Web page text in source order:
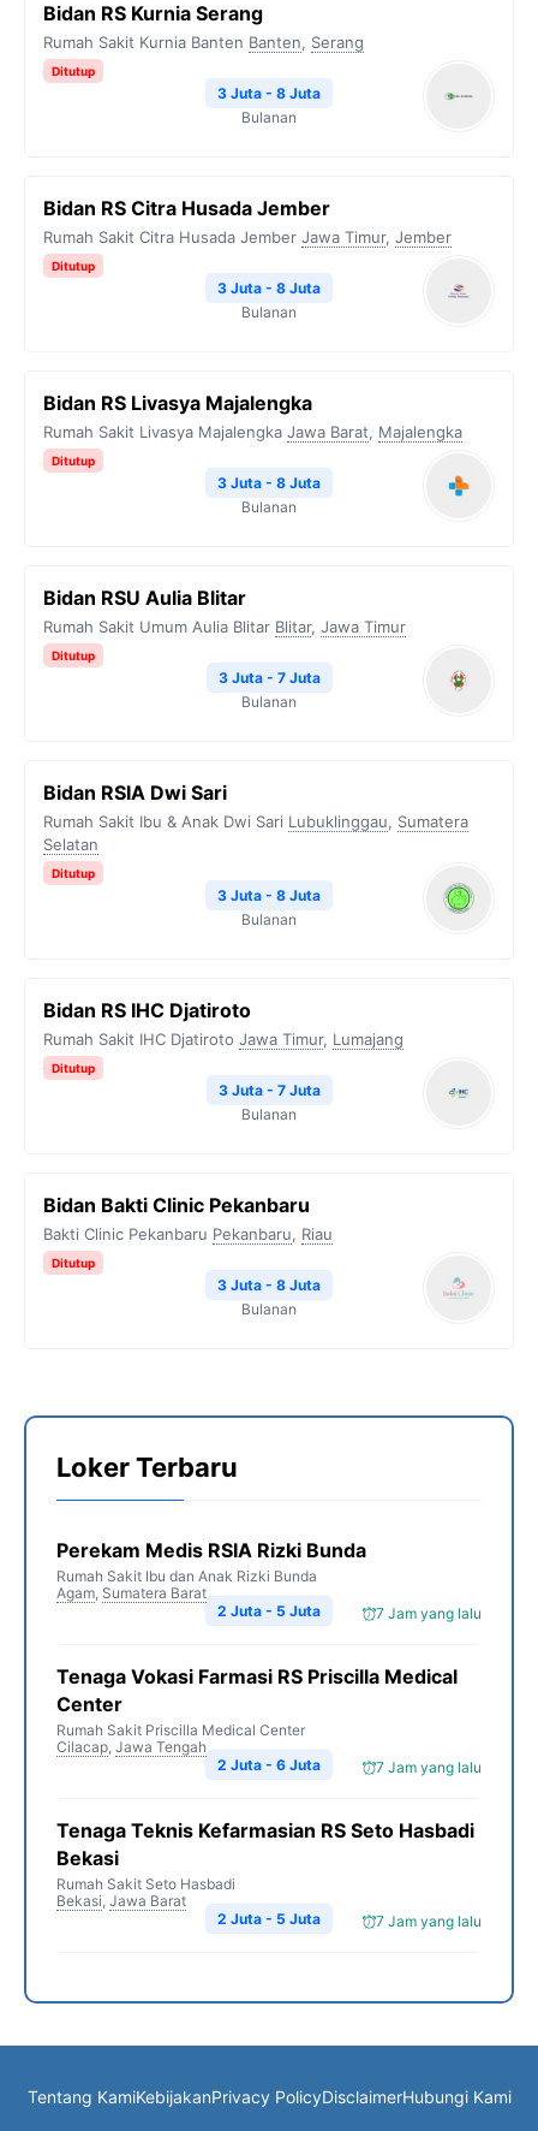
Bidan RS Kurnia Serang
Rumah Sakit Kurnia Banten Banten, Serang
Ditutup
3 Juta - 8 Juta
Bulanan
Bidan RS Citra Husada Jember
Rumah Sakit Citra Husada Jember Jawa Timur, Jember
Ditutup
3 Juta - 8 Juta
Bulanan
Bidan RS Livasya Majalengka
Rumah Sakit Livasya Majalengka Jawa Barat, Majalengka
Ditutup
3 Juta - 8 Juta
Bulanan
Bidan RSU Aulia Blitar
Rumah Sakit Umum Aulia Blitar Blitar, Jawa Timur
Ditutup
3 Juta - 7 Juta
Bulanan
Bidan RSIA Dwi Sari
Rumah Sakit Ibu & Anak Dwi Sari Lubuklinggau, Sumatera
Selatan
Ditutup
3 Juta - 8 Juta
Bulanan
Bidan RS IHC Djatiroto
Rumah Sakit IHC Djatiroto Jawa Timur, Lumajang
Ditutup
3 Juta - 7 Juta
Bulanan
Bidan Bakti Clinic Pekanbaru
Bakti Clinic Pekanbaru Pekanbaru, Riau
Ditutup
3 Juta - 8 Juta
Bulanan
Loker Terbaru
Perekam Medis RSIA Rizki Bunda
Rumah Sakit Ibu dan Anak Rizki Bunda
Agam, Sumatera Barat
7 Jam yang lalu
2 Juta - 5 Juta
Tenaga Vokasi Farmasi RS Priscilla Medical
Center
Rumah Sakit Priscilla Medical Center
Cilacap, Jawa Tengah
7 Jam yang lalu
2 Juta - 6 Juta
Tenaga Teknis Kefarmasian RS Seto Hasbadi
Bekasi
Rumah Sakit Seto Hasbadi
Bekasi, Jawa Barat
7 Jam yang lalu
2 Juta - 5 Juta
Tentang KamiKebijakanPrivacy PolicyDisclaimerHubungi Kami